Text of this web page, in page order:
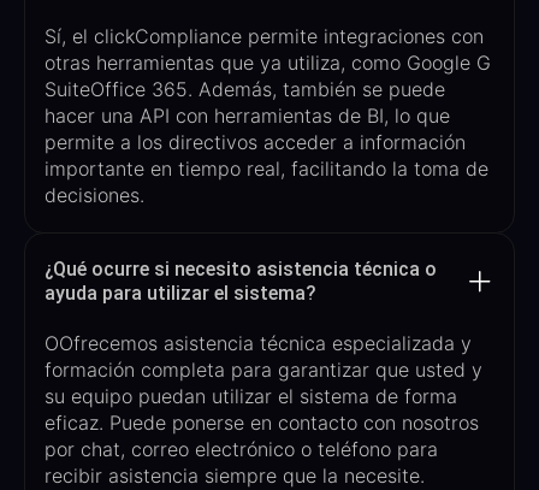
Sí, el clickCompliance permite integraciones con
otras herramientas que ya utiliza, como Google G
SuiteOffice 365. Además, también se puede
hacer una API con herramientas de BI, lo que
permite a los directivos acceder a información
importante en tiempo real, facilitando la toma de
decisiones.
¿Qué ocurre si necesito asistencia técnica o
ayuda para utilizar el sistema?
OOfrecemos asistencia técnica especializada y
formación completa para garantizar que usted y
su equipo puedan utilizar el sistema de forma
eficaz. Puede ponerse en contacto con nosotros
por chat, correo electrónico o teléfono para
recibir asistencia siempre que la necesite.